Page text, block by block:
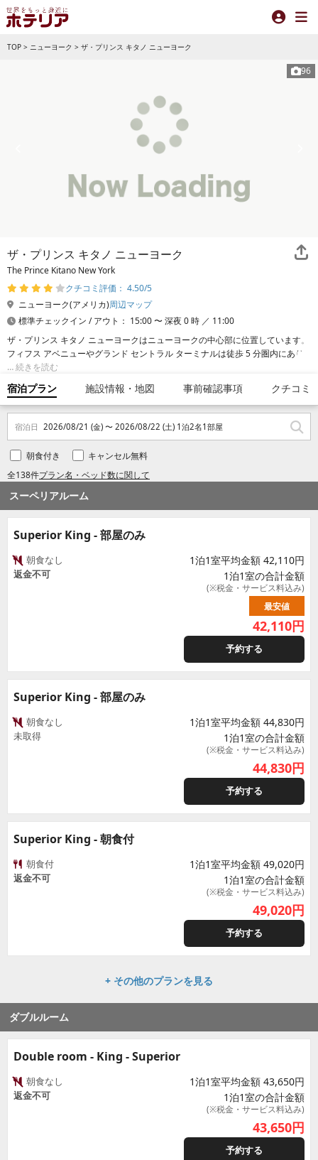
TOP > ニューヨーク > ザ・プリンス キタノ ニューヨーク
96
ザ・プリンス キタノ ニューヨーク
The Prince Kitano New York
クチコミ評価： 4.50/5
ニューヨーク(アメリカ)周辺マップ
標準チェックイン / アウト： 15:00 〜 深夜 0 時 ／ 11:00
ザ・プリンス キタノ ニューヨークはニューヨークの中心部に位置しています。
フィフス アベニューやグランド セントラル ターミナルは徒歩 5 分圏内にあり
ます。 このホテルは、エンパイア ステート ビルディングまで 0.7 km、ニュー
ヨーク公共図書館まで 0.9 km の場所に位置しています。
続きを読む
宿泊プラン 施設情報・地図 事前確認事項 クチコミ
宿泊日 2026/08/21 (金) 〜 2026/08/22 (土) 1泊2名1部屋
全138件プラン名・ベッド数に関して
朝食付き キャンセル無料
スーペリアルーム
Superior King - 部屋のみ
朝食なし
返金不可
1泊1室平均金額 42,110円
1泊1室の合計金額
(※税金・サービス料込み)
最安値
42,110円
予約する
Superior King - 部屋のみ
朝食なし
未取得
1泊1室平均金額 44,830円
1泊1室の合計金額
(※税金・サービス料込み)
44,830円
予約する
Superior King - 朝食付
朝食付
返金不可
1泊1室平均金額 49,020円
1泊1室の合計金額
(※税金・サービス料込み)
49,020円
予約する
+ その他のプランを見る
ダブルルーム
Double room - King - Superior
朝食なし
返金不可
1泊1室平均金額 43,650円
1泊1室の合計金額
(※税金・サービス料込み)
43,650円
予約する